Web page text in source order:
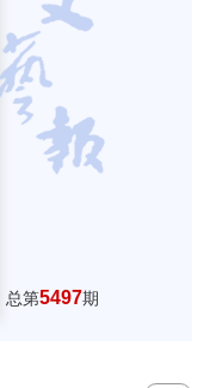
总第5497期